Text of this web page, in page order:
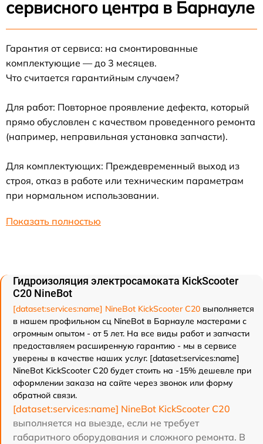
сервисного центра в Барнауле
Гарантия от сервиса: на смонтированные
комплектующие — до 3 месяцев.
Что считается гарантийным случаем?
Для работ: Повторное проявление дефекта, который
прямо обусловлен с качеством проведенного ремонта
(например, неправильная установка запчасти).
Для комплектующих: Преждевременный выход из
строя, отказ в работе или техническим параметрам
при нормальном использовании.
Показать полностью
Гидроизоляция электросамоката KickScooter
C20 NineBot
[dataset:services:name] NineBot KickScooter C20 выполняется
в нашем профильном сц NineBot в Барнауле мастерами с
огромным опытом - от 5 лет. На все виды работ и запчасти
предоставляем расширенную гарантию - мы в сервисе
уверены в качестве наших услуг. [dataset:services:name]
NineBot KickScooter C20 будет стоить на -15% дешевле при
оформлении заказа на сайте через звонок или форму
обратной связи.
[dataset:services:name] NineBot KickScooter C20
выполняется на выезде, если не требует
габаритного оборудования и сложного ремонта. В